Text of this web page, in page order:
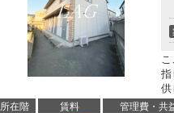
指
供
所在階 賃料 管理費・共